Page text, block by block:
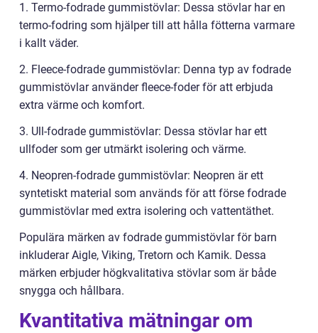
1. Termo-fodrade gummistövlar: Dessa stövlar har en
termo-fodring som hjälper till att hålla fötterna varmare
i kallt väder.
2. Fleece-fodrade gummistövlar: Denna typ av fodrade
gummistövlar använder fleece-foder för att erbjuda
extra värme och komfort.
3. Ull-fodrade gummistövlar: Dessa stövlar har ett
ullfoder som ger utmärkt isolering och värme.
4. Neopren-fodrade gummistövlar: Neopren är ett
syntetiskt material som används för att förse fodrade
gummistövlar med extra isolering och vattentäthet.
Populära märken av fodrade gummistövlar för barn
inkluderar Aigle, Viking, Tretorn och Kamik. Dessa
märken erbjuder högkvalitativa stövlar som är både
snygga och hållbara.
Kvantitativa mätningar om